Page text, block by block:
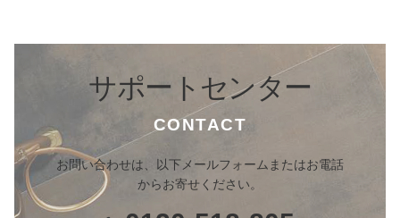
サポートセンター
CONTACT
お問い合わせは、以下メールフォームまたはお電話
からお寄せください。